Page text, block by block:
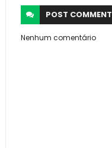
POST COMMENT
Nenhum comentário